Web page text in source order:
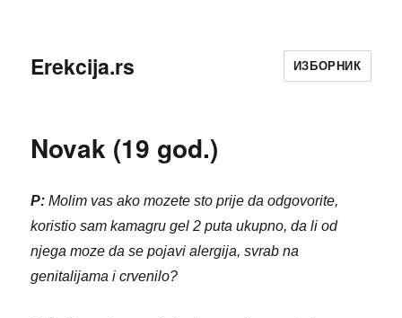
Erekcija.rs ИЗБОРНИК
Novak (19 god.)
P: Molim vas ako mozete sto prije da odgovorite,
koristio sam kamagru gel 2 puta ukupno, da li od
njega moze da se pojavi alergija, svrab na
genitalijama i crvenilo?